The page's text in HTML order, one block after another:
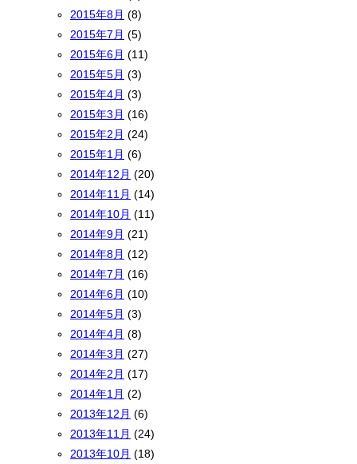
2015年8月 (8)
2015年7月 (5)
2015年6月 (11)
2015年5月 (3)
2015年4月 (3)
2015年3月 (16)
2015年2月 (24)
2015年1月 (6)
2014年12月 (20)
2014年11月 (14)
2014年10月 (11)
2014年9月 (21)
2014年8月 (12)
2014年7月 (16)
2014年6月 (10)
2014年5月 (3)
2014年4月 (8)
2014年3月 (27)
2014年2月 (17)
2014年1月 (2)
2013年12月 (6)
2013年11月 (24)
2013年10月 (18)